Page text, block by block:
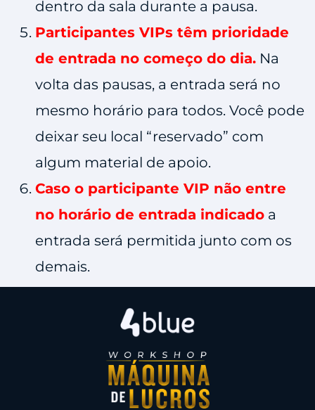
dentro da sala durante a pausa.
Participantes VIPs têm prioridade
de entrada no começo do dia. Na
volta das pausas, a entrada será no
mesmo horário para todos. Você pode
deixar seu local “reservado” com
algum material de apoio.
Caso o participante VIP não entre
no horário de entrada indicado a
entrada será permitida junto com os
demais.